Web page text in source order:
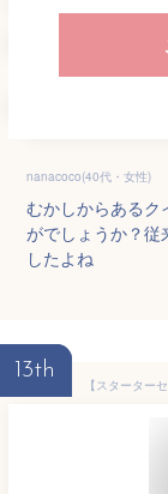
nanacoco(40代・女性)
むかしからある
がでしょうか？従
したよね
13th